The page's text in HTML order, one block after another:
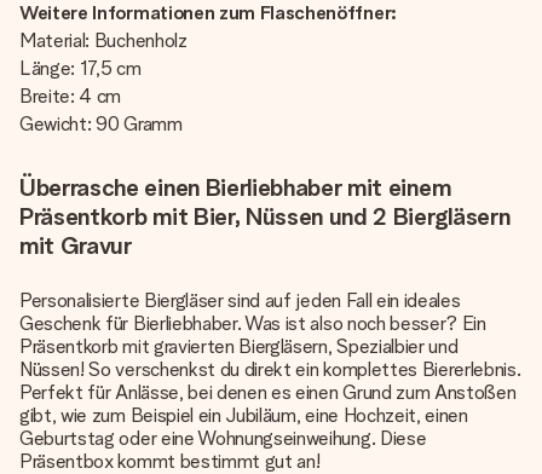
Weitere Informationen zum Flaschenöffner:
Material: Buchenholz
Länge: 17,5 cm
Breite: 4 cm
Gewicht: 90 Gramm
Überrasche einen Bierliebhaber mit einem
Präsentkorb mit Bier, Nüssen und 2 Biergläsern
mit Gravur
Personalisierte Biergläsersind auf jeden Fall ein ideales
Geschenk für Bierliebhaber. Was ist also noch besser? Ein
Präsentkorb mit gravierten Biergläsern, Spezialbier und
Nüssen! So verschenkst du direkt ein komplettes Biererlebnis.
Perfekt für Anlässe, bei denen es einen Grund zum Anstoßen
gibt, wie zum Beispiel ein Jubiläum, eine Hochzeit, einen
Geburtstag oder eine Wohnungseinweihung. Diese
Präsentbox kommt bestimmt gut an!